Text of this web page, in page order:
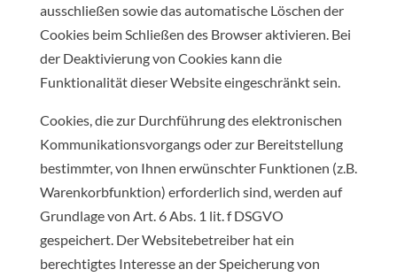
ausschließen sowie das automatische Löschen der
Cookies beim Schließen des Browser aktivieren. Bei
der Deaktivierung von Cookies kann die
Funktionalität dieser Website eingeschränkt sein.
Cookies, die zur Durchführung des elektronischen
Kommunikationsvorgangs oder zur Bereitstellung
bestimmter, von Ihnen erwünschter Funktionen (z.B.
Warenkorbfunktion) erforderlich sind, werden auf
Grundlage von Art. 6 Abs. 1 lit. f DSGVO
gespeichert. Der Websitebetreiber hat ein
berechtigtes Interesse an der Speicherung von